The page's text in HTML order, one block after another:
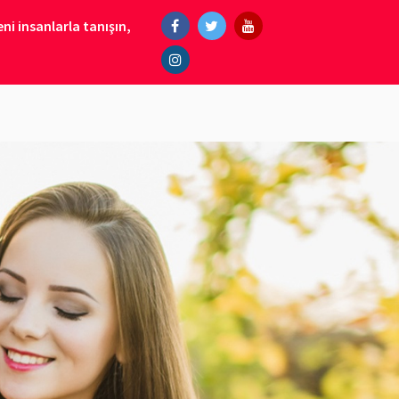
insanlarla tanışın,